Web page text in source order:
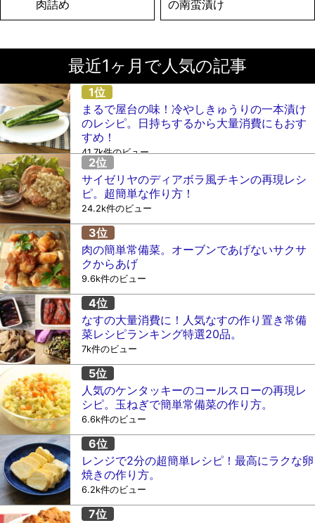
肉詰め の南蛮漬け
最近1ヶ月で人気の記事
まるで屋台の味！冷やしきゅうりの一本漬け
のレシピ。日持ちするから大量消費にもおす
すめ！
41.7k件のビュー
サイゼリヤのディアボラ風チキンの再現レシ
ピ。超簡単な作り方！
24.2k件のビュー
肉の簡単常備菜。オーブンであげないサクサ
クからあげ
9.6k件のビュー
なすの大量消費に！人気なすの作り置き常備
菜レシピランキング特選20品。
7k件のビュー
人気のケンタッキーのコールスローの再現レ
シピ。玉ねぎで簡単常備菜の作り方。
6.6k件のビュー
レンジで2分の超簡単レシピ！最高にラクな卵
焼きの作り方。
6.2k件のビュー